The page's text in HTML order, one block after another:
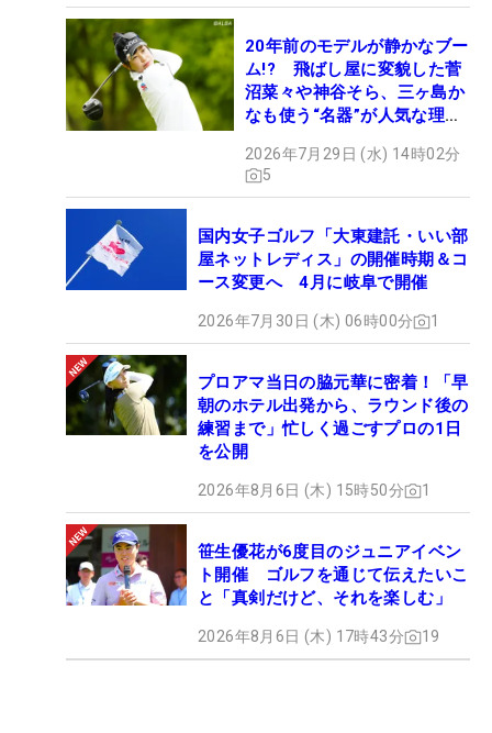
20年前のモデルが静かなブー
ム!? 飛ばし屋に変貌した菅
沼菜々や神谷そら、三ヶ島か
なも使う“名器”が人気な理由
ギア”】
2026年7月29日 (水) 14時02分
5
国内女子ゴルフ「大東建託・いい部
屋ネットレディス」の開催時期＆コ
ース変更へ 4月に岐阜で開催
2026年7月30日 (木) 06時00分 1
プロアマ当日の脇元華に密着！「早
朝のホテル出発から、ラウンド後の
練習まで」忙しく過ごすプロの1日
を公開
2026年8月6日 (木) 15時50分 1
笹生優花が6度目のジュニアイベン
ト開催 ゴルフを通じて伝えたいこ
と「真剣だけど、それを楽しむ」
2026年8月6日 (木) 17時43分 19